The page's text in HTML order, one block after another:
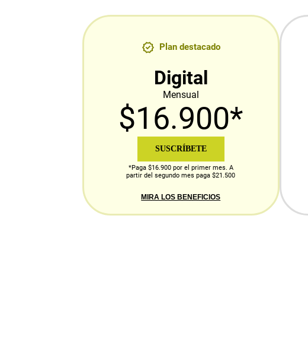
Plan destacado
Digital
Mensual
$16.900*
SUSCRÍBETE
*Paga $16.900 por el primer mes. A
partir del segundo mes paga $21.500
MIRA LOS BENEFICIOS